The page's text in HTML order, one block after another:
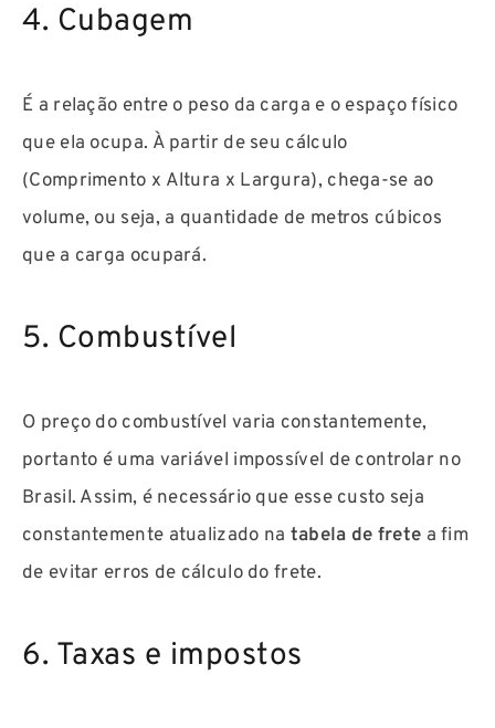
4. Cubagem
É a relação entre o peso da carga e o espaço físico
que ela ocupa. À partir de seu cálculo
(Comprimento x Altura x Largura), chega-se ao
volume, ou seja, a quantidade de metros cúbicos
que a carga ocupará.
5. Combustível
O preço do combustível varia constantemente,
portanto é uma variável impossível de controlar no
Brasil. Assim, é necessário que esse custo seja
constantemente atualizado na tabela de frete a fim
de evitar erros de cálculo do frete.
6. Taxas e impostos